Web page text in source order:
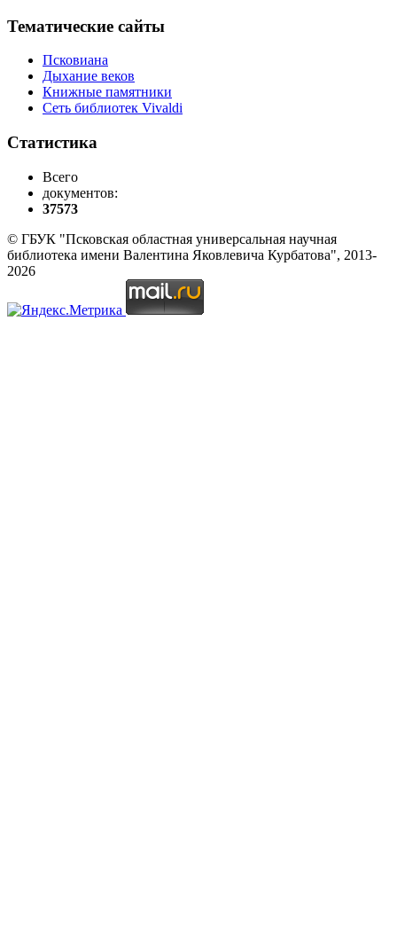
Тематические сайты
Псковиана
Дыхание веков
Книжные памятники
Сеть библиотек Vivaldi
Статистика
Всего
документов:
37573
© ГБУК "Псковская областная универсальная научная
библиотека имени Валентина Яковлевича Курбатова", 2013-
2026